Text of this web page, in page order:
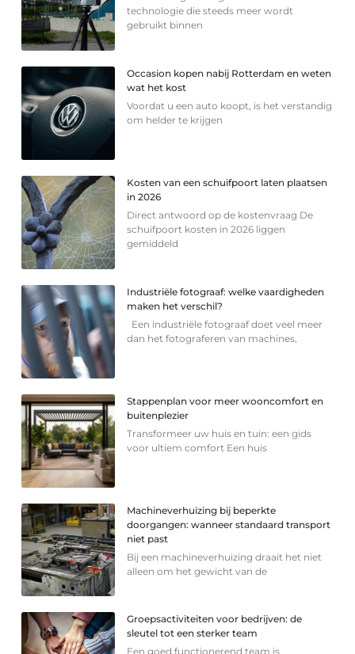
technologie die steeds meer wordt
gebruikt binnen
Occasion kopen nabij Rotterdam en weten
wat het kost
Voordat u een auto koopt, is het verstandig
om helder te krijgen
Kosten van een schuifpoort laten plaatsen
in 2026
Direct antwoord op de kostenvraag De
schuifpoort kosten in 2026 liggen
gemiddeld
Industriële fotograaf: welke vaardigheden
maken het verschil?
Een industriële fotograaf doet veel meer
dan het fotograferen van machines,
Stappenplan voor meer wooncomfort en
buitenplezier
Transformeer uw huis en tuin: een gids
voor ultiem comfort Een huis
Machineverhuizing bij beperkte
doorgangen: wanneer standaard transport
niet past
Bij een machineverhuizing draait het niet
alleen om het gewicht van de
Groepsactiviteiten voor bedrijven: de
sleutel tot een sterker team
Een goed functionerend team is